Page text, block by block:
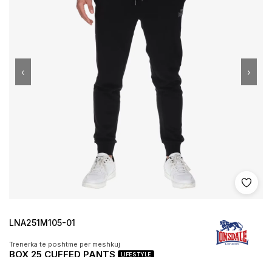
Shto
‹ ›
LNA251M105-01
Trenerka te poshtme per meshkuj
BOX 25 CUFFED PANTS LIFESTYLE